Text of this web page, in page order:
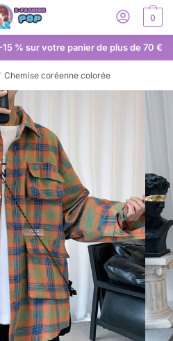
0
% sur votre panier de plus de 70 €
/ Chemise coréenne colorée